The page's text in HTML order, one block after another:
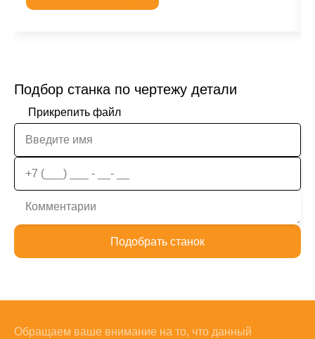
Подбор станка по чертежу детали
Прикрепить файл
Подобрать станок
Обращаем ваше внимание на то, что данный